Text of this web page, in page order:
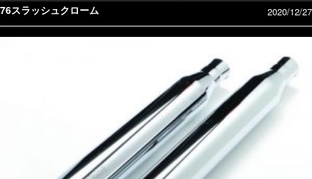
76スラッシュクローム 2020/12/27